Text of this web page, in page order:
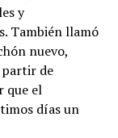
y
También llamó
nuevo,
partir de
que el
días un